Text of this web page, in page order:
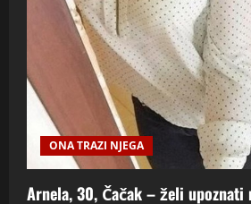
ONA TRAZI NJEGA
Arnela, 30, Čačak – želi